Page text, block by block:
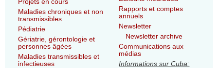
Projets en cours
Maladies chroniques et non
transmissibles
Pédiatrie
Gériatrie, gérontologie et
personnes âgées
Maladies transmissibles et
infectieuses
Rapports et comptes
annuels
Newsletter
Newsletter archive
Communications aux
médias
Informations sur Cuba: